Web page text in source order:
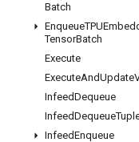
Batch
Enqueue
TensorBatch
Execute
ExecuteAndUpdate
InfeedDequeue
InfeedDequeue
InfeedEnqueue